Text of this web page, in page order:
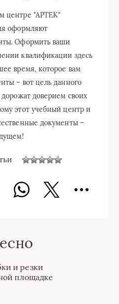
центре "АРТЕК"
оформляют
Оформить ваши
квалификации здесь
время, которое вам
– вот цель данного
доверием своих
этот учебный центр и
документы –